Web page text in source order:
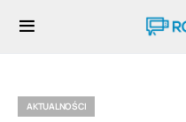
AKTUALNOŚCI